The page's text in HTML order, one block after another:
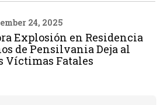
24, 2025
Explosión en Residencia
de Pensilvania Deja al
Víctimas Fatales